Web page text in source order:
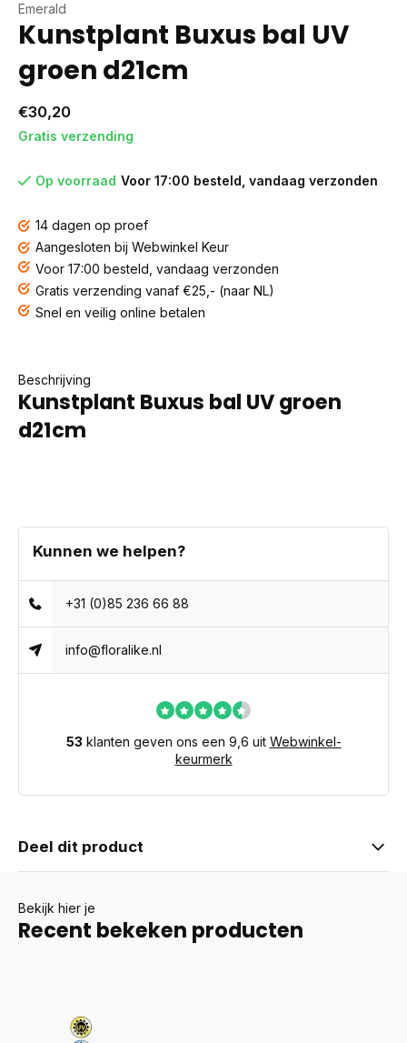
Emerald
Kunstplant Buxus bal UV
groen d21cm
€30,20
Gratis verzending
Op voorraad Voor 17:00 besteld, vandaag verzonden
14 dagen op proef
Aangesloten bij Webwinkel Keur
Voor 17:00 besteld, vandaag verzonden
Gratis verzending vanaf €25,- (naar NL)
Snel en veilig online betalen
Beschrijving
Kunstplant Buxus bal UV groen
d21cm
Kunnen we helpen?
+31 (0)85 236 66 88
info@floralike.nl
53 klanten geven ons een 9,6 uit Webwinkel-
keurmerk
Deel dit product
Bekijk hier je
Recent bekeken producten